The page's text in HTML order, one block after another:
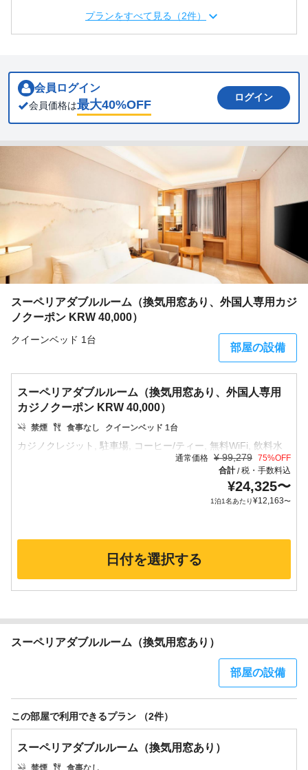
プランをすべて見る（2件）
会員ログイン
会員価格は最大40%OFF
ログイン
スーペリアダブルルーム（換気用窓あり、外国人専用カジ
ノクーポン KRW 40,000）
クイーンベッド 1台
部屋の設備
スーペリアダブルルーム（換気用窓あり、外国人専用
カジノクーポン KRW 40,000）
禁煙 食事なし クイーンベッド 1台
通常価格 ¥ 99,279 75%OFF
合計/税・手数料込
¥24,325〜
1泊1名あたり¥12,163〜
日付を選択する
スーペリアダブルルーム（換気用窓あり）
部屋の設備
この部屋で利用できるプラン （2件）
スーペリアダブルルーム（換気用窓あり）
禁煙 食事なし